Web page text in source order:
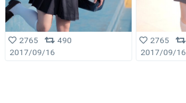
2765
490
2017/09/16
2765
2017/09/16